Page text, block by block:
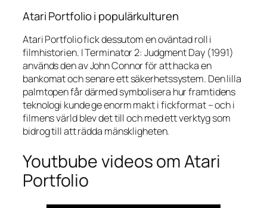
Atari Portfolio i populärkulturen
Atari Portfolio fick dessutom en oväntad roll i
filmhistorien. ITerminator 2: Judgment Day(1991)
används den av John Connor för att hacka en
bankomat och senare ett säkerhetssystem. Den lilla
palmtopen får därmed symbolisera hur framtidens
teknologi kunde ge enorm makt i fickformat – och i
filmens värld blev det till och med ett verktyg som
bidrog till att rädda mänskligheten.
Youtbube videos om Atari
Portfolio